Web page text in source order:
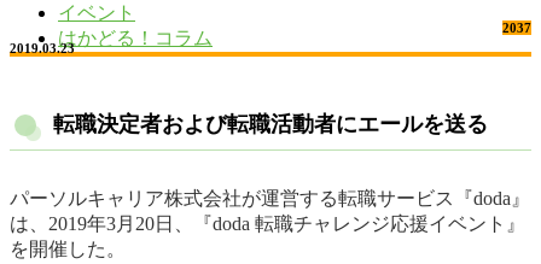
イベント
はかどる！コラム
2037
2019.03.23
転職決定者および転職活動者にエールを送る
パーソルキャリア株式会社が運営する転職サービス『doda』
は、2019年3月20日、『doda 転職チャレンジ応援イベント』
を開催した。